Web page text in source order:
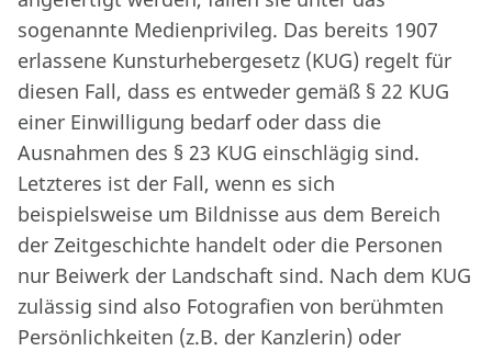
sogenannte Medienprivileg. Das bereits 1907
erlassene Kunsturhebergesetz (KUG) regelt für
diesen Fall, dass es entweder gemäß § 22 KUG
einer Einwilligung bedarf oder dass die
Ausnahmen des § 23 KUG einschlägig sind.
Letzteres ist der Fall, wenn es sich
beispielsweise um Bildnisse aus dem Bereich
der Zeitgeschichte handelt oder die Personen
nur Beiwerk der Landschaft sind. Nach dem KUG
zulässig sind also Fotografien von berühmten
Persönlichkeiten (z.B. der Kanzlerin) oder